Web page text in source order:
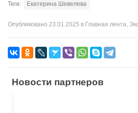
Теги: Екатерина Шевелева
Опубликовано 23.01.2025 в Главная лента,
Новости партнеров